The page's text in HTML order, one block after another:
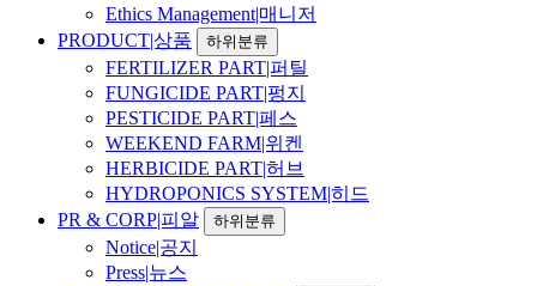
Ethics Management|매니저
PRODUCT|상품
하위분류
FERTILIZER PART|퍼틸
FUNGICIDE PART|펑지
PESTICIDE PART|페스
WEEKEND FARM|위켄
HERBICIDE PART|허브
HYDROPONICS SYSTEM|히드
PR & CORP|피알
하위분류
Notice|공지
Press|뉴스